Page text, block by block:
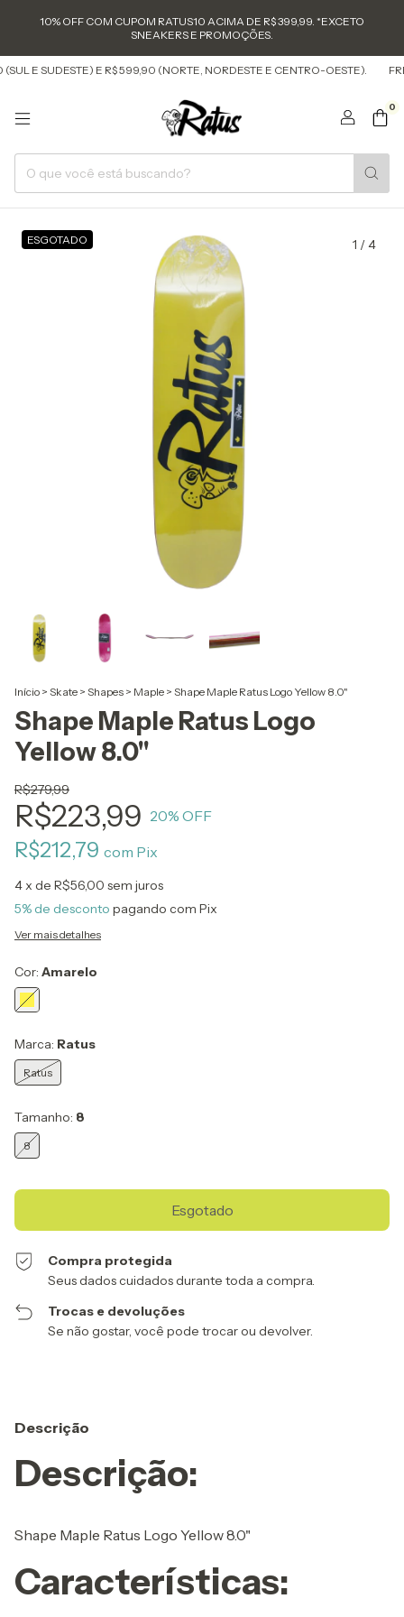
10% OFF COM CUPOM RATUS10 ACIMA DE R$ 399,99. *EXCETO
SNEAKERS E PROMOÇÕES.
E SUDESTE) E R$ 599,90 (NORTE, NORDESTE E CENTRO-OESTE).
0
ESGOTADO 1 /4
Início > Skate > Shapes > Maple > Shape Maple Ratus Logo Yellow 8.0"
Shape Maple Ratus Logo
Yellow 8.0"
R$279,99
R$223,99 20% OFF
R$212,79 com Pix
4x de R$56,00 sem juros
5% de desconto pagando com Pix
Ver mais detalhes
Cor: Amarelo
Marca: Ratus
Ratus
Tamanho: 8
8
Compra protegida
Seus dados cuidados durante toda a compra.
Trocas e devoluções
Se não gostar, você pode trocar ou devolver.
Descrição
Descrição:
Shape Maple Ratus Logo Yellow 8.0"
Características: